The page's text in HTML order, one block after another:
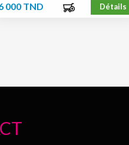
000 TND Détails